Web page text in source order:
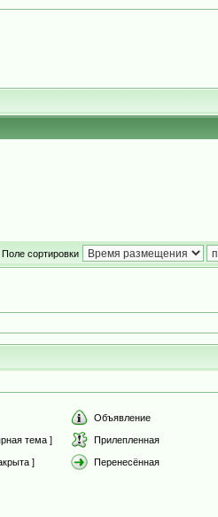
Поле сортировки
Объявление
тема ] Прилепленная
] Перенесённая